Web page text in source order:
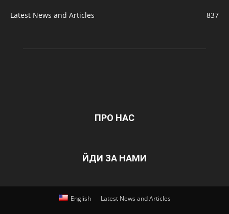
Latest News and Articles 837
ПРО НАС
ЙДИ ЗА НАМИ
English Latest News and Articles